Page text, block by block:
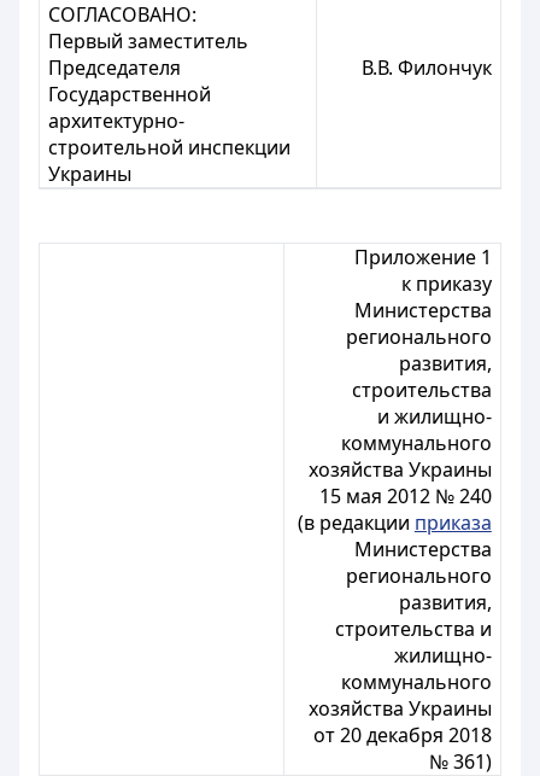
СОГЛАСОВАНО:
Первый заместитель
Председателя
Государственной
архитектурно-
строительной инспекции
Украины
В.В. Филончук
Приложение 1
к приказу
Министерства
регионального
развития,
строительства
и жилищно-
коммунального
хозяйства Украины
15 мая 2012 № 240
(в редакции приказа
Министерства
регионального
развития,
строительства и
жилищно-
коммунального
хозяйства Украины
от 20 декабря 2018
№ 361)